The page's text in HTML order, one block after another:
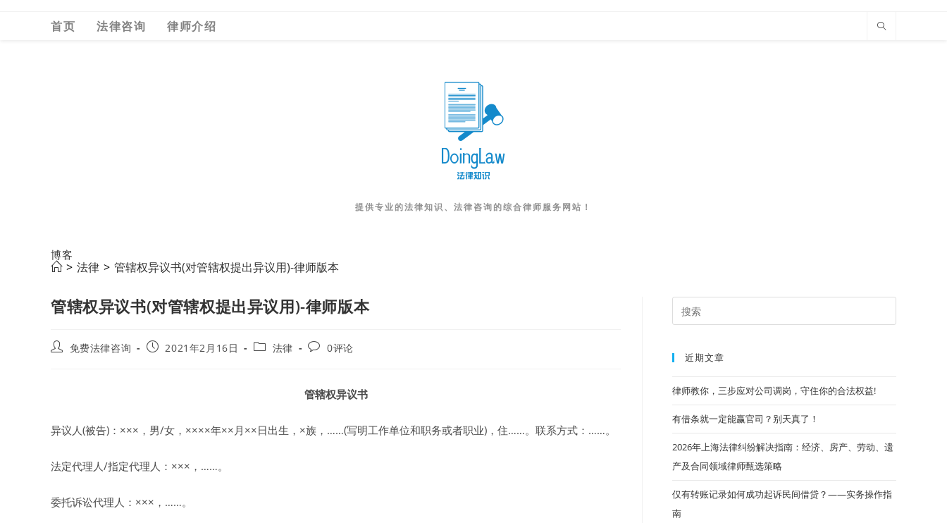
首页 法律咨询 律师介绍
提供专业的法律知识、法律咨询的综合律师服务网站！
博客
> 法律 > 管辖权异议书(对管辖权提出异议用)-律师版本
管辖权异议书(对管辖权提出异议用)-律师版本
Post免费法律咨询
Post2021年2月16日
Post法律
Post0评论
管辖权异议书
异议人(被告)：×××，男/女，××××年××月××日出生，×族，……(写明工作单位和职务或者职业)，住……。联系方式：……。
法定代理人/指定代理人：×××，……。
委托诉讼代理人：×××，……。
近期文章
律师教你，三步应对公司调岗，守住你的合法权益!
有借条就一定能赢官司？别天真了！
2026年上海法律纠纷解决指南：经济、房产、劳动、遗
产及合同领域律师甄选策略
仅有转账记录如何成功起诉民间借贷？——实务操作指
南